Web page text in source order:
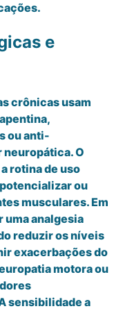
e
crônicas usam
ou anti-
O
rotina de uso
ou
musculares. Em
uma analgesia
reduzir os níveis
exacerbações do
motora ou
sensibilidade a